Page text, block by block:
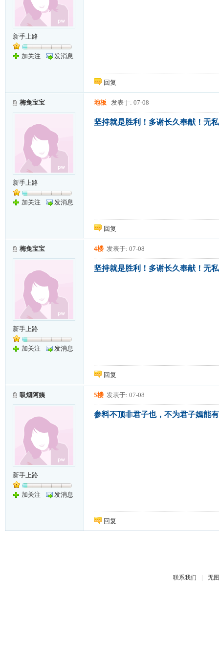
新手上路
加关注 发消息
回复
梅兔宝宝
新手上路
加关注 发消息
地板 发表于: 07-08
坚持就是胜利！多谢长久奉献！无
回复
梅兔宝宝
新手上路
加关注 发消息
4楼 发表于: 07-08
坚持就是胜利！多谢长久奉献！无
回复
吸烟阿姨
新手上路
加关注 发消息
5楼 发表于: 07-08
参料不顶非君子也，不为君子嫣能
回复
联系我们 | 无